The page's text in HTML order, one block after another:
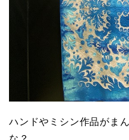
ハンドやミシン作品がま